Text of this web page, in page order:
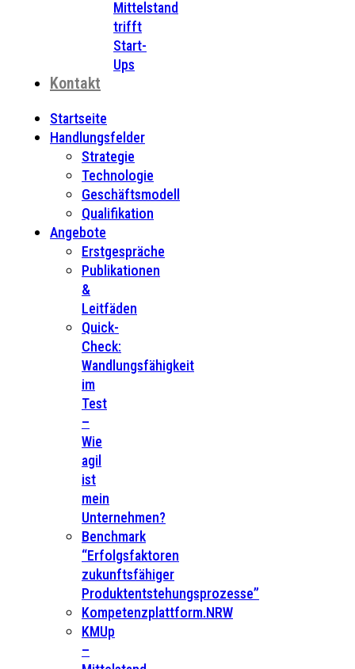
Mittelstand
trifft
Start-
Ups
Kontakt
Startseite
Handlungsfelder
Strategie
Technologie
Geschäftsmodell
Qualifikation
Angebote
Erstgespräche
Publikationen
&
Leitfäden
Quick-
Check:
Wandlungsfähigkeit
im
Test
–
Wie
agil
ist
mein
Unternehmen?
Benchmark
“Erfolgsfaktoren
zukunftsfähiger
Produktentstehungsprozesse”
Kompetenzplattform.NRW
KMUp
–